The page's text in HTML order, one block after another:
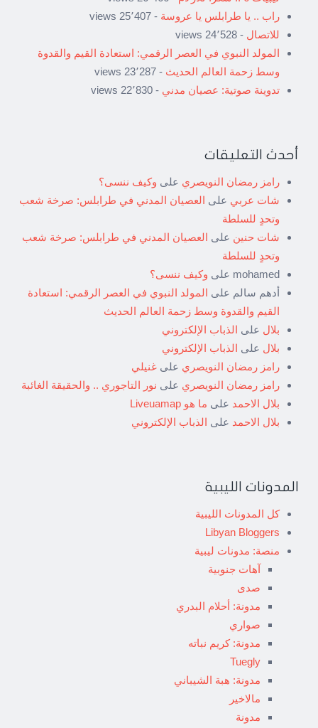
راب .. يا طرابلس يا عروسة - 25٬407 views
للاتصال - 24٬528 views
المولد النبوي في العصر الرقمي: استعادة القيم والقدوة
وسط زحمة العالم الحديث - 23٬287 views
تدوينة صوتية: عصيان مدني - 22٬830 views
أحدث التعليقات
رامز رمضان النويصري على وكيف ننسى؟
شات عربي على العصيان المدني في طرابلس: صرخة شعب
وتحدٍ للسلطة
شات حنين على العصيان المدني في طرابلس: صرخة شعب
وتحدٍ للسلطة
mohamed على وكيف ننسى؟
أدهم سالم على المولد النبوي في العصر الرقمي: استعادة
القيم والقدوة وسط زحمة العالم الحديث
بلال على الذباب الإلكتروني
بلال على الذباب الإلكتروني
رامز رمضان النويصري على غنيلي
رامز رمضان النويصري على نور التاجوري .. والحقيقة الغائبة
بلال الاحمد على ما هو Liveuamap
بلال الاحمد على الذباب الإلكتروني
المدونات الليبية
كل المدونات الليبية
Libyan Bloggers
منصة: مدونات ليبية
آهات جنوبية
صدى
مدونة: أحلام البدري
صواري
مدونة: كريم نباته
Tuegly
مدونة: هبة الشيباني
مالاخير
مدونة